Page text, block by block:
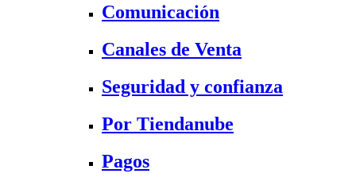
Comunicación
Canales de Venta
Seguridad y confianza
Por Tiendanube
Pagos